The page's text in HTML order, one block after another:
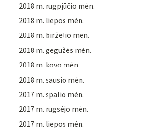
2018 m. rugpjūčio mėn.
2018 m. liepos mėn.
2018 m. birželio mėn.
2018 m. gegužės mėn.
2018 m. kovo mėn.
2018 m. sausio mėn.
2017 m. spalio mėn.
2017 m. rugsėjo mėn.
2017 m. liepos mėn.